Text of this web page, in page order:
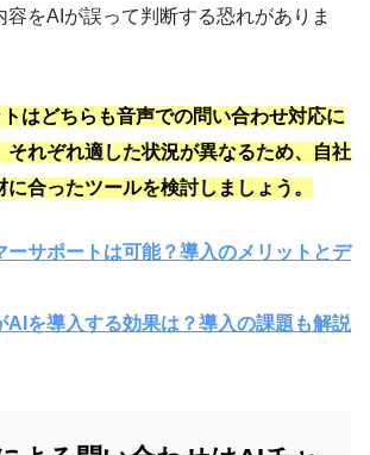
容をAIが誤って判断する恐れがありま
はどちらも音声での問い合わせ対応に
それぞれ適した状況が異なるため、自社
合ったツールを検討しましょう。
ーサポートは可能？導入のメリットとデ
AIを導入する効果は？導入の課題も解説